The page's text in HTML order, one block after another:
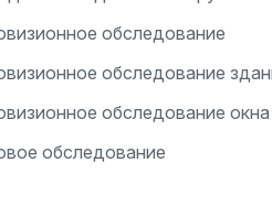
обследование
обследование
обследование окна
обследование